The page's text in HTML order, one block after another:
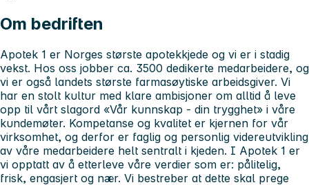
Om bedriften
Apotek 1 er Norges største apotekkjede og vi er i stadig
vekst. Hos oss jobber ca. 3500 dedikerte medarbeidere, og
vi er også landets største farmasøytiske arbeidsgiver. Vi
har en stolt kultur med klare ambisjoner om alltid å leve
opp til vårt slagord «Vår kunnskap - din trygghet» i våre
kundemøter. Kompetanse og kvalitet er kjernen for vår
virksomhet, og derfor er faglig og personlig videreutvikling
av våre medarbeidere helt sentralt i kjeden. I Apotek 1 er
vi opptatt av å etterleve våre verdier som er: pålitelig,
frisk, engasjert og nær. Vi bestreber at dette skal prege